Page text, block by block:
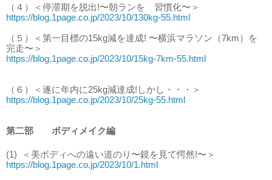
（４）＜停滞期を脱出!〜朝ランを 習慣化〜＞
https://blog.1page.co.jp/2023/10/130kg-55.html
（５）＜第一目標の15kg減を達成! 〜横浜マラソン（7km）を
完走〜＞
https://blog.1page.co.jp/2023/10/15kg-7km-55.html
（６）＜遂に年内に25kg減達成!しかし・・・＞
https://blog.1page.co.jp/2023/10/25kg-55.html
第二部 ボディメイク編
(1)
＜美ボディへの遠い道のり〜鏡を見て愕然!〜＞
https://blog.1page.co.jp/2023/10/1.html